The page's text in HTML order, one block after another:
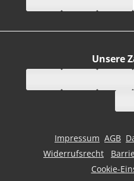
Unsere
Impressum AGB
Widerrufsrecht
Cookie-